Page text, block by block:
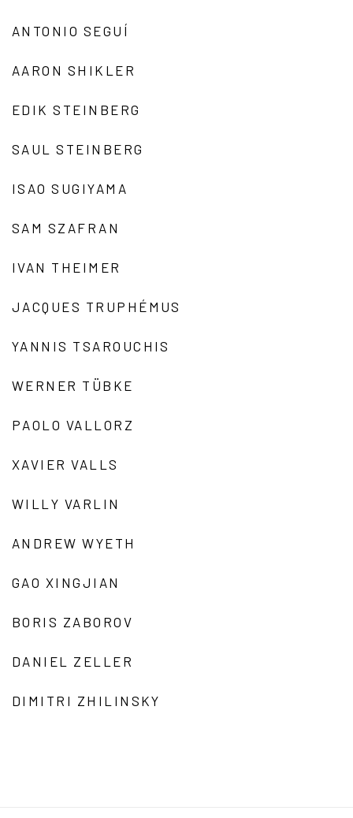
ANTONIO SEGUÍ
AARON SHIKLER
EDIK STEINBERG
SAUL STEINBERG
ISAO SUGIYAMA
SAM SZAFRAN
IVAN THEIMER
JACQUES TRUPHÉMUS
YANNIS TSAROUCHIS
WERNER TÜBKE
PAOLO VALLORZ
XAVIER VALLS
WILLY VARLIN
ANDREW WYETH
GAO XINGJIAN
BORIS ZABOROV
DANIEL ZELLER
DIMITRI ZHILINSKY